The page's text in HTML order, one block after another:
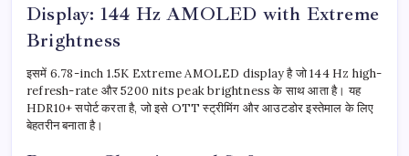
Display: 144 Hz AMOLED with Extreme
Brightness
इसमें 6.78-inch 1.5K Extreme AMOLED display है जो 144 Hz high-
refresh-rate और 5200 nits peak brightness के साथ आता है। यह
HDR10+ सपोर्ट करता है, जो इसे OTT स्ट्रीमिंग और आउटडोर इस्तेमाल के लिए
बेहतरीन बनाता है।